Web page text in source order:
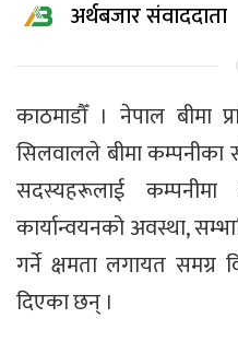
अर्थबजार संवाददाता
काठमाडौँ । नेपाल बीमा
सिलवालले बीमा
सदस्यहरूलाई
कार्यान्वयनको अवस्था,
गर्ने क्षमता लगायत समग्र
दिएका छन् ।